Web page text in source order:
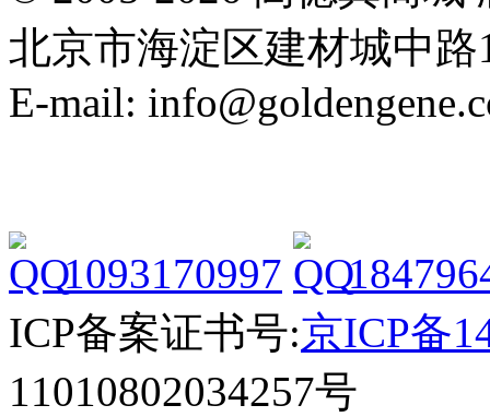
北京市海淀区建材城中路
E-mail:
1093170997
ICP备案证书号:京ICP备
11010802034257号